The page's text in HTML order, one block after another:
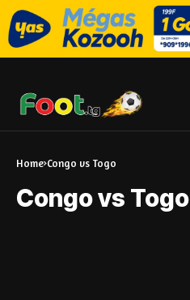
Home Congo vs Togo
Congo vs Togo